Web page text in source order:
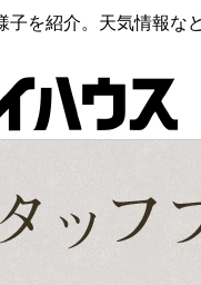
子を紹介。天気情報な